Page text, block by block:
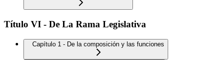
Título VI - De La Rama Legislativa
Capítulo 1 - De la composición y las funciones